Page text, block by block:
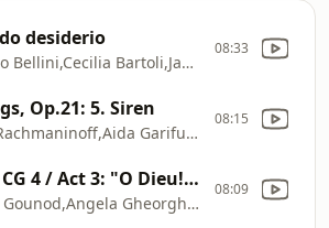
desiderio
Vincenzo Bellini,Cecilia Bartoli,James Levine
08:33
Op.21: 5. Siren
Sergei Rachmaninoff,Aida Garifullina,Vienna Radio Symphony Orchestra,Cornelius Meister
08:15
Faust, CG 4 / Act 3: "O Dieu! que de bijoux! Ah! Je ris de me voir"
Charles Gounod,Angela Gheorghiu,Orchestra del Teatro Regio di Torino,John Mauceri
08:09